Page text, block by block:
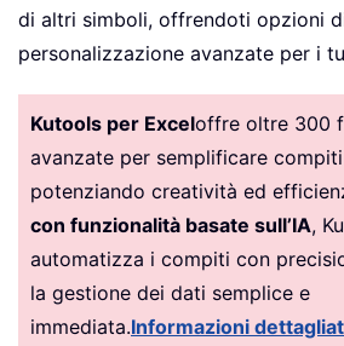
di altri simboli, offrendoti opzioni
personalizzazione avanzate per i
Kutools per Exceloffre oltre 300
avanzate per semplificare
potenziando creatività ed
con funzionalità basate sull’IA,
automatizza i compiti con
la gestione dei dati semplice e
immediata.Informazioni